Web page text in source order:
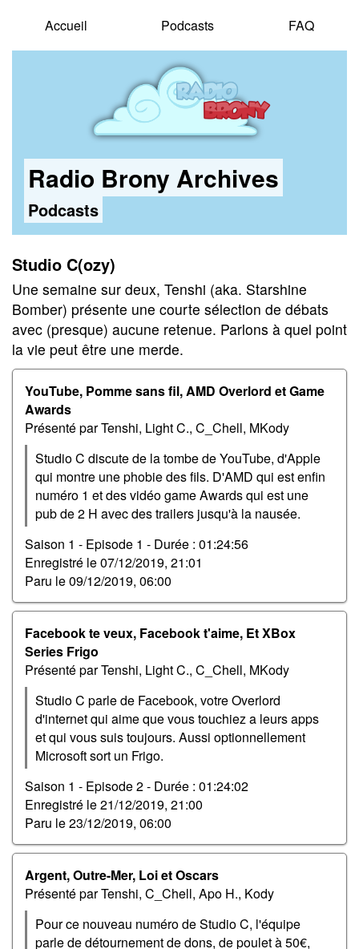
Accueil Podcasts FAQ
Radio Brony Archives
Podcasts
Studio C(ozy)
Une semaine sur deux, Tenshi (aka. Starshine
Bomber) présente une courte sélection de débats
avec (presque) aucune retenue. Parlons à quel point
la vie peut être une merde.
YouTube, Pomme sans fil, AMD Overlord et Game
Awards
Présenté par Tenshi, Light C., C_Chell, MKody
Studio C discute de la tombe de YouTube, d'Apple
qui montre une phobie des fils. D'AMD qui est enfin
numéro 1 et des vidéo game Awards qui est une
pub de 2 H avec des trailers jusqu'à la nausée.
Saison 1 - Episode 1 - Durée : 01:24:56
Enregistré le07/12/2019, 21:01
Paru le09/12/2019, 06:00
Facebook te veux, Facebook t'aime, Et XBox
Series Frigo
Présenté par Tenshi, Light C., C_Chell, MKody
Studio C parle de Facebook, votre Overlord
d'internet qui aime que vous touchiez a leurs apps
et qui vous suis toujours. Aussi optionnellement
Microsoft sort un Frigo.
Saison 1 - Episode 2 - Durée : 01:24:02
Enregistré le21/12/2019, 21:00
Paru le23/12/2019, 06:00
Argent, Outre-Mer, Loi et Oscars
Présenté par Tenshi, C_Chell, Apo H., Kody
Pour ce nouveau numéro de Studio C, l'équipe
parle de détournement de dons, de poulet à 50€,